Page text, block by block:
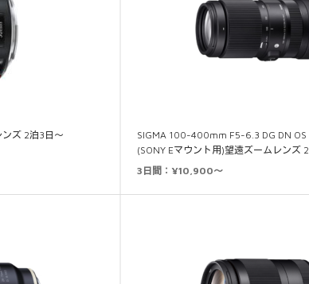
ズ 2泊3日～
SIGMA 100-400mm F5-6.3 DG DN
(SONY Eマウント用)望遠ズームレンズ
3日間：¥10,900～